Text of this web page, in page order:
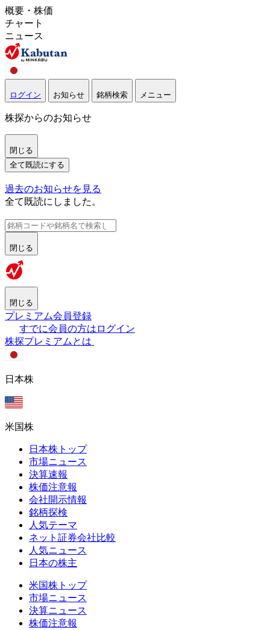
概要・株価
チャート
ニュース
ログイン お知らせ 銘柄検索 メニュー
株探からのお知らせ
閉じる
全て既読にする
過去のお知らせを見る
全て既読にしました。
閉じる
閉じる
プレミアム会員登録
すでに会員の方はログイン
株探プレミアムとは
日本株
米国株
日本株トップ
市場ニュース
決算速報
株価注意報
会社開示情報
銘柄探検
人気テーマ
ネット証券会社比較
人気ニュース
日本の株主
米国株トップ
市場ニュース
決算ニュース
株価注意報